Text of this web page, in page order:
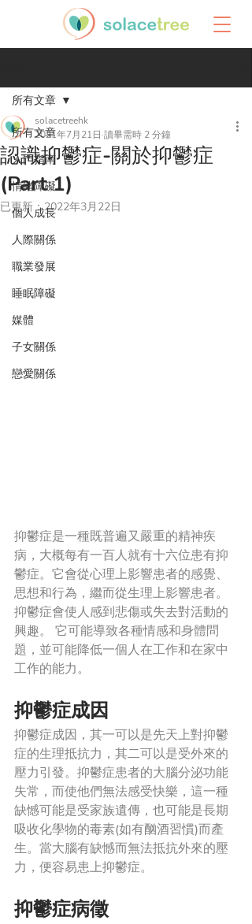
所有文章
入門指南
情緒障礙
個人成長
人際關係
職業發展
睡眠障礙
媒體
子女關係
戀愛關係
所有文章
認識抑鬱症-關於抑鬱症
(Part 1)
solacetreehk
2021年7月21日 讀畢需時 2 分鐘
已更新：2022年3月22日
抑鬱症是一種既普遍又嚴重的精神疾
病，大概每有一百人就有十六位患有抑
鬱症。它會從心理上影響患者的感覺、
思想和行為，繼而從生理上影響患者。
抑鬱症會使人感到悲傷或失去對活動的
興趣。 它可能導致各種情感和身體問
題，並可能降低一個人在工作和在家中
工作的能力。
抑鬱症成因
抑鬱症成因，其一可以是先天上對抑鬱
症的生理抵抗力，其二可以是受外來的
壓力引發。抑鬱症患者的大腦分泌功能
失常，而使他們無法感受快樂，這一種
缺憾可能是受家族遺傳，也可能是長期
吸收化學物的毒素(如有酗酒習慣)而產
生。當大腦有缺憾而無法抵抗外來的壓
力，便容易患上抑鬱症。
抑鬱症病徵